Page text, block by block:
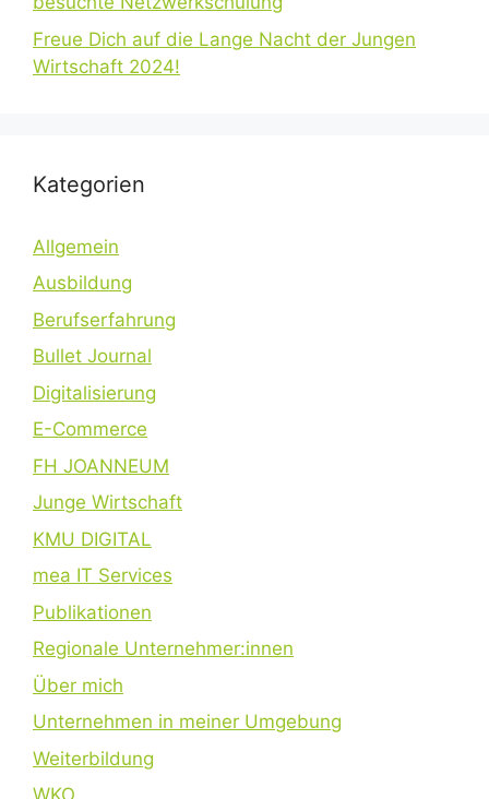
Freue Dich auf die Lange Nacht der Jungen
Wirtschaft 2024!
Kategorien
Allgemein
Ausbildung
Berufserfahrung
Bullet Journal
Digitalisierung
E-Commerce
FH JOANNEUM
Junge Wirtschaft
KMU DIGITAL
mea IT Services
Publikationen
Regionale Unternehmer:innen
Über mich
Unternehmen in meiner Umgebung
Weiterbildung